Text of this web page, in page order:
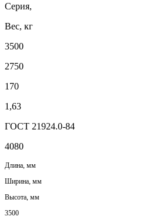
Серия,
Вес, кг
3500
2750
170
1,63
ГОСТ 21924.0-84
4080
Длина, мм
Ширина, мм
Высота, мм
3500